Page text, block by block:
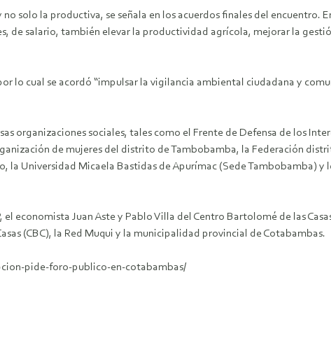
solo la productiva, se señala en los acuerdos finales del encuentro.
de salario, también elevar la productividad agrícola, mejorar la
lo cual se acordó “impulsar la vigilancia ambiental ciudadana y
organizaciones sociales, tales como el Frente de Defensa de los
de mujeres del distrito de Tambobamba, la Federación
la Universidad Micaela Bastidas de Apurímac (Sede Tambobamba) y
economista Juan Aste y Pablo Villa del Centro Bartolomé de las
(CBC), la Red Muqui y la municipalidad provincial de Cotabambas.
pide-foro-publico-en-cotabambas/